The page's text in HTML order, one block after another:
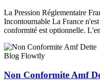
La Pression Réglementaire
Incontournable La France
conformité est optionnelle.
Blog Flowtly
Non Conformite Amf